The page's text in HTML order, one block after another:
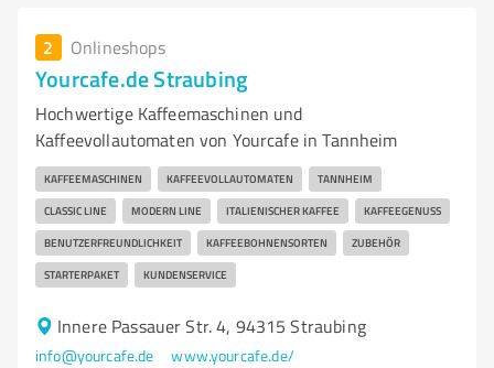
2 Onlineshops
Yourcafe.de Straubing
Hochwertige Kaffeemaschinen und
Kaffeevollautomaten von Yourcafe in Tannheim
KAFFEEMASCHINEN KAFFEEVOLLAUTOMATEN TANNHEIM
CLASSIC LINE MODERN LINE ITALIENISCHER KAFFEE KAFFEEGENUSS
BENUTZERFREUNDLICHKEIT KAFFEEBOHNENSORTEN ZUBEHÖR
STARTERPAKET KUNDENSERVICE
Innere Passauer Str. 4, 94315 Straubing
info@yourcafe.de www.yourcafe.de/